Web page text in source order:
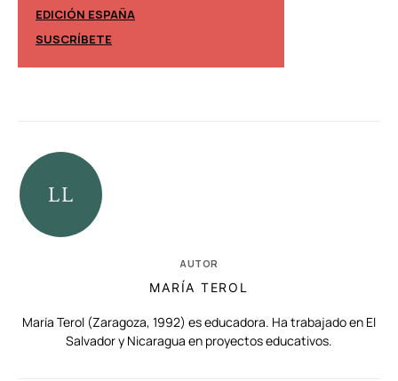
EDICIÓN ESPAÑA
SUSCRÍBETE
AUTOR
MARÍA TEROL
María Terol (Zaragoza, 1992) es educadora. Ha trabajado en El
Salvador y Nicaragua en proyectos educativos.